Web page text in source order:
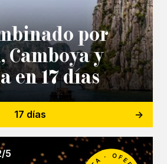
por
Camboya y
en 17 días
17 días
5